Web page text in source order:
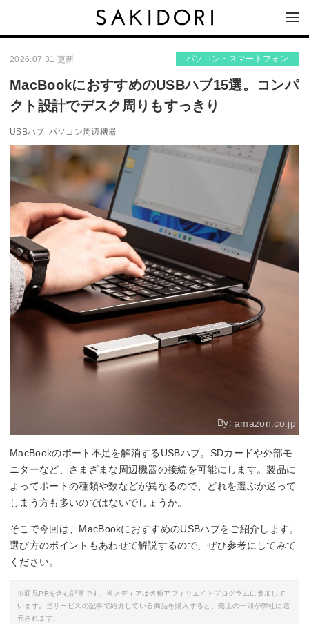
2026.07.31 更新 パソコン・スマートフォン
MacBookにおすすめのUSBハブ15選。コンパ
クト設計でデスク周りもすっきり
USBハブ パソコン周辺機器
By:amazon.co.jp
MacBookのポート不足を解消するUSBハブ。SDカードや外部モ
ニターなど、さまざまな周辺機器の接続を可能にします。製品に
よってポートの種類や数などが異なるので、どれを選ぶか迷って
しまう方も多いのではないでしょうか。
そこで今回は、MacBookにおすすめのUSBハブをご紹介します。
選び方のポイントもあわせて解説するので、ぜひ参考にしてみて
ください。
※商品PRを含む記事です。当メディアは各種アフィリエイトプログラムに参加して
います。当サービスの記事で紹介している商品を購入すると、売上の一部が弊社に還
元されます。